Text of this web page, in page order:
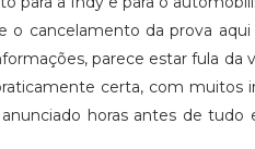
o cancelamento da prova
parece estar fula
certa, com muitos
horas antes de